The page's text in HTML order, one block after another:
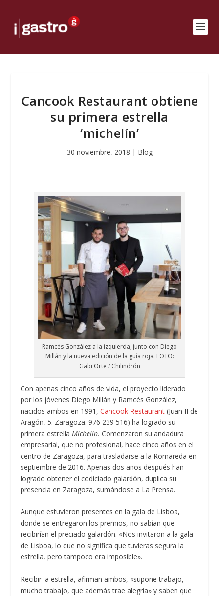
Cancook Restaurant obtiene
su primera estrella
‘michelín’
30 noviembre, 2018 | Blog
Ramcés González a la izquierda, junto con Diego
Millán y la nueva edición de la guía roja. FOTO:
Gabi Orte / Chilindrón
Con apenas cinco años de vida, el proyecto liderado
por los jóvenes Diego Millán y Ramcés González,
nacidos ambos en 1991,Cancook Restaurant (Juan II de
Aragón, 5. Zaragoza. 976 239 516) ha logrado su
primera estrellaMichelin. Comenzaron su andadura
empresarial, que no profesional, hace cinco años en el
centro de Zaragoza, para trasladarse a la Romareda en
septiembre de 2016. Apenas dos años después han
logrado obtener el codiciado galardón, duplica su
presencia en Zaragoza, sumándose a La Prensa.
Aunque estuvieron presentes en la gala de Lisboa,
donde se entregaron los premios, no sabían que
recibirían el preciado galardón. «Nos invitaron a la gala
de Lisboa, lo que no significa que tuvieras segura la
estrella, pero tampoco era imposible».
Recibir la estrella, afirman ambos, «supone trabajo,
mucho trabajo, que además trae alegría» y saben que